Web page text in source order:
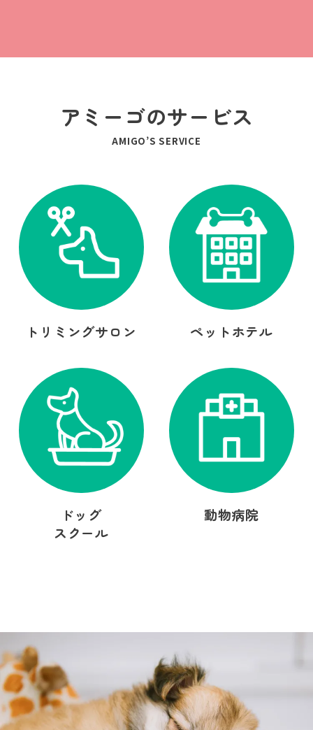
アミーゴのサービス
AMIGO’S SERVICE
トリミングサロン ペットホテル
ドッグ
スクール
動物病院